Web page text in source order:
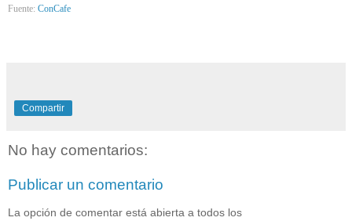
Fuente: ConCafe
Compartir
No hay comentarios:
Publicar un comentario
La opción de comentar está abierta a todos los